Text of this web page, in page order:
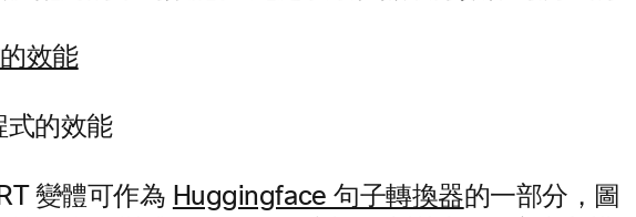
式的效能
變體可作為 Huggingface 句子轉換器的一部分，圖